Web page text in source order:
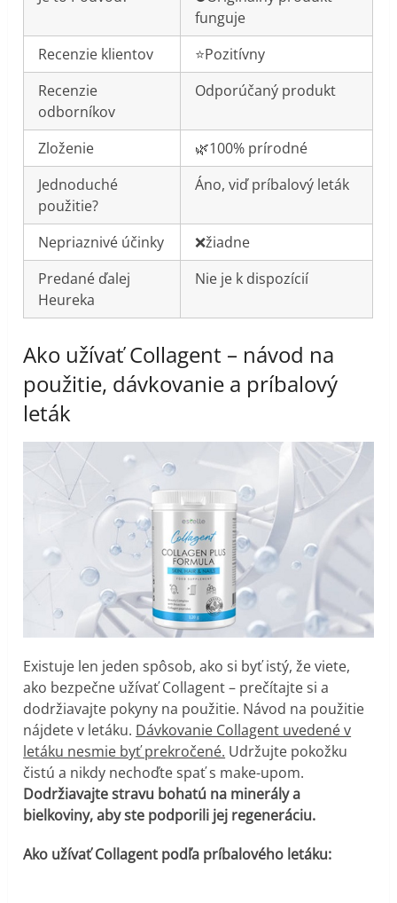
funguje
Recenzie klientov
⭐️Pozitívny
Recenzie
odborníkov
Odporúčaný produkt
Zloženie
🌿100% prírodné
Jednoduché
použitie?
Áno, viď príbalový leták
Nepriaznivé účinky
❌žiadne
Predané ďalej
Heureka
Nie je k dispozícií
Ako užívať Collagent – návod na
použitie, dávkovanie a príbalový
leták
Existuje len jeden spôsob, ako si byť istý, že viete,
ako bezpečne užívať Collagent – prečítajte si a
dodržiavajte pokyny na použitie. Návod na použitie
nájdete v letáku. Dávkovanie Collagent uvedené v
letáku nesmie byť prekročené. Udržujte pokožku
čistú a nikdy nechoďte spať s make-upom.
Dodržiavajte stravu bohatú na minerály a
bielkoviny, aby ste podporili jej regeneráciu.
Ako užívať Collagent podľa príbalového letáku: